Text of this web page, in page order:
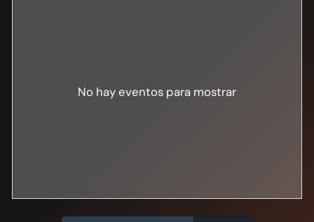
No hay eventos para mostrar